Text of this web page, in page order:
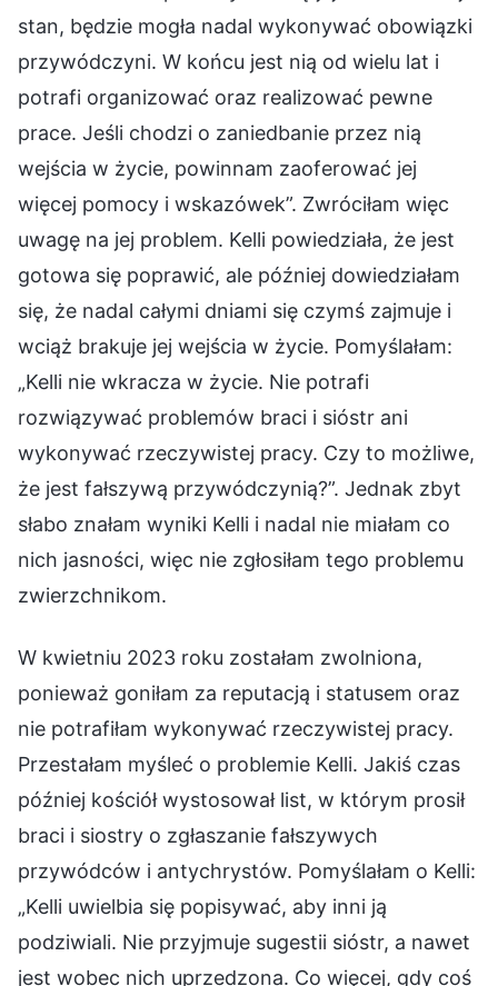
stan, będzie mogła nadal wykonywać obowiązki
przywódczyni. W końcu jest nią od wielu lat i
potrafi organizować oraz realizować pewne
prace. Jeśli chodzi o zaniedbanie przez nią
wejścia w życie, powinnam zaoferować jej
więcej pomocy i wskazówek”. Zwróciłam więc
uwagę na jej problem. Kelli powiedziała, że jest
gotowa się poprawić, ale później dowiedziałam
się, że nadal całymi dniami się czymś zajmuje i
wciąż brakuje jej wejścia w życie. Pomyślałam:
„Kelli nie wkracza w życie. Nie potrafi
rozwiązywać problemów braci i sióstr ani
wykonywać rzeczywistej pracy. Czy to możliwe,
że jest fałszywą przywódczynią?”. Jednak zbyt
słabo znałam wyniki Kelli i nadal nie miałam co
nich jasności, więc nie zgłosiłam tego problemu
zwierzchnikom.
W kwietniu 2023 roku zostałam zwolniona,
ponieważ goniłam za reputacją i statusem oraz
nie potrafiłam wykonywać rzeczywistej pracy.
Przestałam myśleć o problemie Kelli. Jakiś czas
później kościół wystosował list, w którym prosił
braci i siostry o zgłaszanie fałszywych
przywódców i antychrystów. Pomyślałam o Kelli:
„Kelli uwielbia się popisywać, aby inni ją
podziwiali. Nie przyjmuje sugestii sióstr, a nawet
jest wobec nich uprzedzona. Co więcej, gdy coś